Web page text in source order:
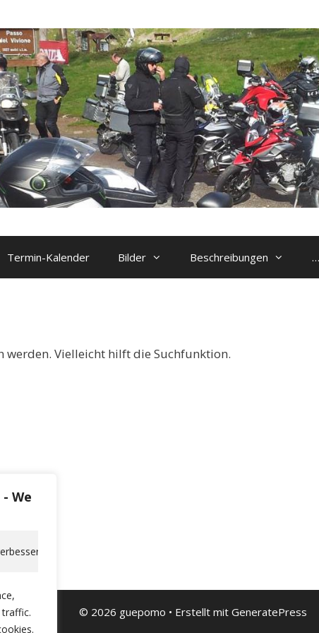
We
personalisierte Werbung oder Inhalte bereitzustellen
Termin-Kalender Bilder Beschreibungen
werden. Vielleicht hilft die Suchfunktion.
© 2026 guepomo • Erstellt mit GeneratePress